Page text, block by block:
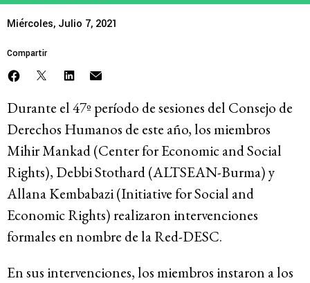
Miércoles, Julio 7, 2021
Compartir
Durante el 47º período de sesiones del Consejo de
Derechos Humanos de este año, los miembros
Mihir Mankad (Center for Economic and Social
Rights), Debbi Stothard (ALTSEAN-Burma) y
Allana Kembabazi (Initiative for Social and
Economic Rights) realizaron intervenciones
formales en nombre de la Red-DESC.
En sus intervenciones, los miembros instaron a los